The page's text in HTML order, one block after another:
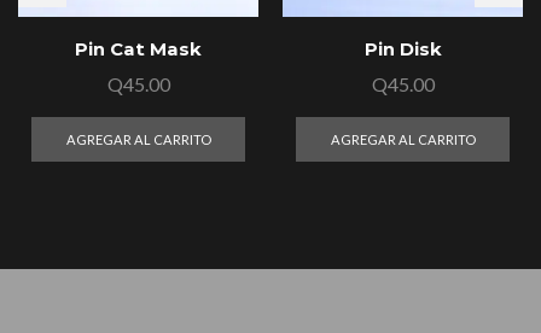
Pin Cat Mask
Q45.00
AGREGAR AL CARRITO
Pin Disk
Q45.00
AGREGAR AL CARRITO